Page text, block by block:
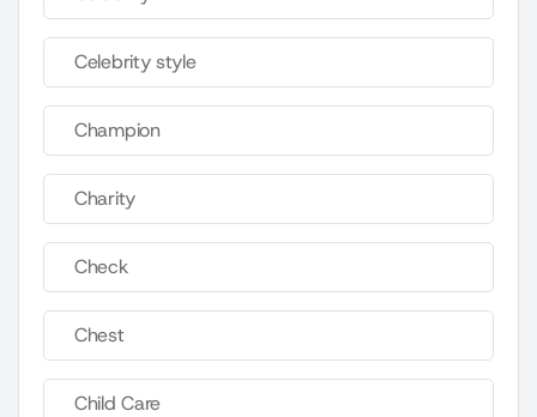
Celebrity style
Champion
Charity
Check
Chest
Child Care